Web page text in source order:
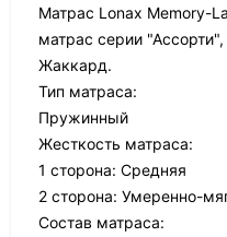
Матрас Lonax Memory-
матрас серии
Жаккард.
Тип матраса:
Пружинный
Жесткость матраса:
1 сторона: Средняя
2 сторона: Умеренно-
Состав матраса: